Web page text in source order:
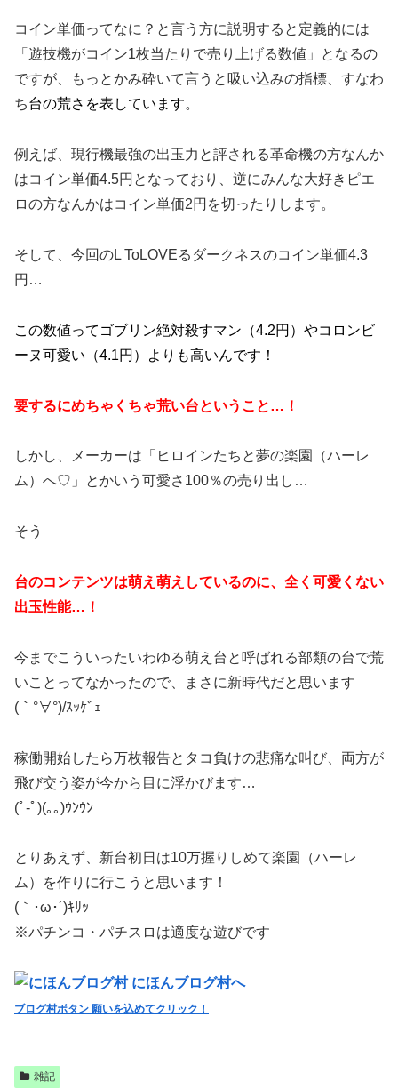
コイン単価ってなに？と言う方に説明すると定義的には
「遊技機がコイン1枚当たりで売り上げる数値」となるの
ですが、もっとかみ砕いて言うと吸い込みの指標、すなわ
ち台の荒さを表しています。
例えば、現行機最強の出玉力と評される革命機の方なんか
はコイン単価4.5円となっており、逆にみんな大好きピエ
ロの方なんかはコイン単価2円を切ったりします。
そして、今回のL ToLOVEるダークネスのコイン単価4.3
円…
この数値ってゴブリン絶対殺すマン（4.2円）やコロンビ
ーヌ可愛い（4.1円）よりも高いんです！
要するにめちゃくちゃ荒い台ということ…！
しかし、メーカーは「ヒロインたちと夢の楽園（ハーレ
ム）へ♡」とかいう可愛さ100％の売り出し…
そう
台のコンテンツは萌え萌えしているのに、全く可愛くない
出玉性能…！
今までこういったいわゆる萌え台と呼ばれる部類の台で荒
いことってなかったので、まさに新時代だと思います
(｀°∀°)/ｽｯｹﾞｪ
稼働開始したら万枚報告とタコ負けの悲痛な叫び、両方が
飛び交う姿が今から目に浮かびます…
(ﾟ-ﾟ)(｡｡)ｳﾝｳﾝ
とりあえず、新台初日は10万握りしめて楽園（ハーレ
ム）を作りに行こうと思います！
(｀･ω･´)ｷﾘｯ
※パチンコ・パチスロは適度な遊びです
ブログ村ボタン 願いを込めてクリック！
雑記